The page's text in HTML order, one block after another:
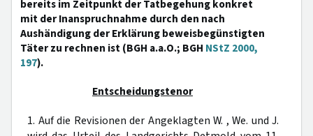
bereits im Zeitpunkt der Tatbegehung konkret
mit der Inanspruchnahme durch den nach
Aushändigung der Erklärung beweisbegünstigten
Täter zu rechnen ist (BGH a.a.O.; BGH NStZ 2000,
197).
Entscheidungstenor
1. Auf die Revisionen der Angeklagten W. , We. und J.